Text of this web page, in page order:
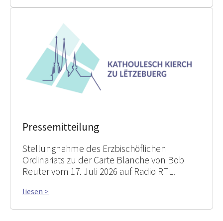
Pressemitteilung
Stellungnahme des Erzbischöflichen
Ordinariats zu der Carte Blanche von Bob
Reuter vom 17. Juli 2026 auf Radio RTL.
liesen >